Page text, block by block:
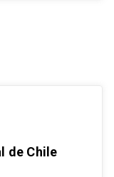
de Chile